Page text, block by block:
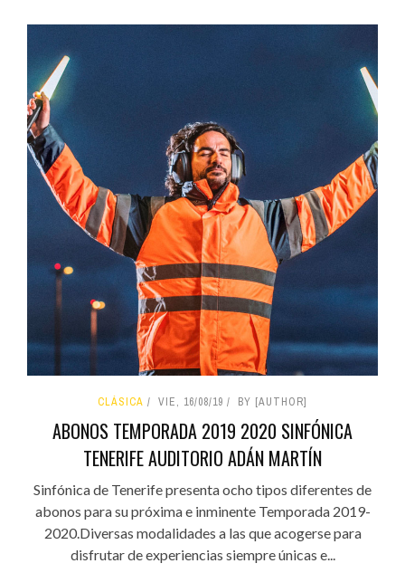
CLÁSICA VIE, 16/08/19 BY [AUTHOR]
ABONOS TEMPORADA 2019 2020 SINFÓNICA
TENERIFE AUDITORIO ADÁN MARTÍN
Sinfónica de Tenerife presenta ocho tipos diferentes de
abonos para su próxima e inminente Temporada 2019-
2020.Diversas modalidades a las que acogerse para
disfrutar de experiencias siempre únicas e...